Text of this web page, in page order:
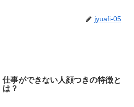
jyuafi-05
仕事ができない人顔つきの特徴と
は？